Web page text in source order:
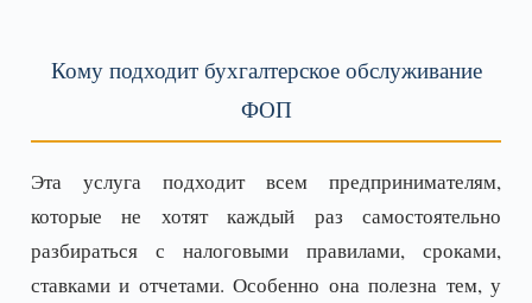
Кому подходит бухгалтерское обслуживание
ФОП
Эта услуга подходит всем предпринимателям,
которые не хотят каждый раз самостоятельно
разбираться с налоговыми правилами, сроками,
ставками и отчетами. Особенно она полезна тем, у